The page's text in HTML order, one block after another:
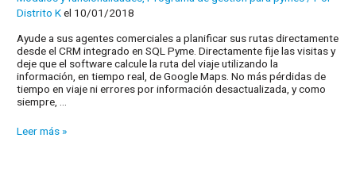
Distrito Kel 10/01/2018
Ayude a sus agentes comerciales a planificar sus rutas directamente
desde el CRM integrado en SQL Pyme. Directamente fije las visitas y
deje que el software calcule la ruta del viaje utilizando la
información, en tiempo real, de Google Maps. No más pérdidas de
tiempo en viaje ni errores por información desactualizada, y como
siempre, …
Optimización
Leer más »